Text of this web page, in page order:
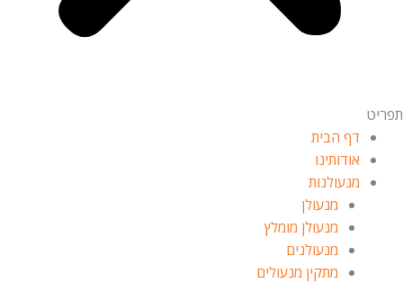
תפריט
דף הבית
אודותינו
מנעולנות
מנעולן
מנעולן מומלץ
מנעולנים
מתקין מנעולים